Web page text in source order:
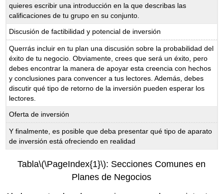
quieres escribir una introducción en la que describas las
calificaciones de tu grupo en su conjunto.
Discusión de factibilidad y potencial de inversión
Querrás incluir en tu plan una discusión sobre la probabilidad del
éxito de tu negocio. Obviamente, crees que será un éxito, pero
debes encontrar la manera de apoyar esta creencia con hechos
y conclusiones para convencer a tus lectores. Además, debes
discutir qué tipo de retorno de la inversión pueden esperar los
lectores.
Oferta de inversión
Y finalmente, es posible que deba presentar qué tipo de aparato
de inversión está ofreciendo en realidad
Tabla\(\PageIndex{1}\): Secciones Comunes en
Planes de Negocios